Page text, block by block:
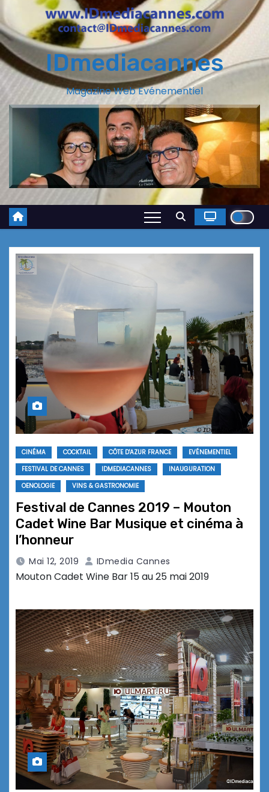
IDmediacannes
Magazine Web Evénementiel
CINÉMA COCKTAIL CÔTE D'AZUR FRANCE
EVÉNEMENTIEL
FESTIVAL DE CANNES
IDMEDIACANNES
INAUGURATION
OENOLOGIE
VINS & GASTRONOMIE
Festival de Cannes 2019 – Mouton
Cadet Wine Bar Musique et cinéma à
l’honneur
Mai 12, 2019 IDmedia Cannes
Mouton Cadet Wine Bar 15 au 25 mai 2019